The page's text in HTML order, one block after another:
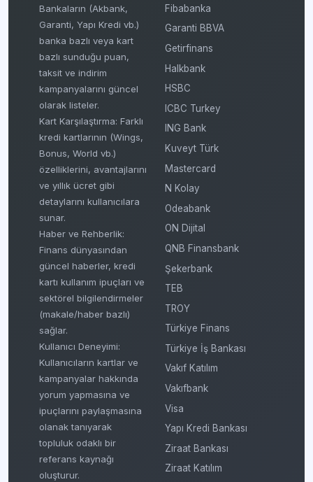
Bankaların (Akbank,
Garanti, Yapı Kredi vb.)
banka bazlı veya kart
bazlı sunduğu puan,
taksit ve indirim
kampanyalarını güncel
olarak listeler.
Kart Karşılaştırma: Farklı
kredi kartlarının (Wings,
Bonus, World vb.)
özelliklerini, avantajlarını
ve yıllık ücret gibi
detaylarını kullanıcılara
sunar.
Haber ve Rehberlik:
Finans dünyasından
güncel haberler, kredi
kartı kullanım ipuçları ve
sektörel bilgilendirmeler
(makale/haber bazlı)
sağlar.
Kullanıcı Deneyimi:
Kullanıcıların kartlar ve
kampanyalar hakkında
yorum yapmasına ve
ipuçlarını paylaşmasına
olanak tanıyarak
topluluk odaklı bir
referans kaynağı
oluşturur.
Fibabanka
Garanti BBVA
Getirfinans
Halkbank
HSBC
ICBC Turkey
ING Bank
Kuveyt Türk
Mastercard
N Kolay
Odeabank
ON Dijital
QNB Finansbank
Şekerbank
TEB
TROY
Türkiye Finans
Türkiye İş Bankası
Vakıf Katılım
Vakıfbank
Visa
Yapı Kredi Bankası
Ziraat Bankası
Ziraat Katılım